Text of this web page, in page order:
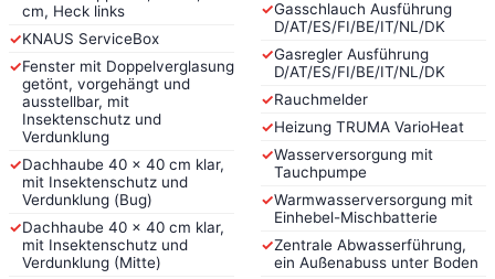
cm, Heck links
✓KNAUS ServiceBox
✓Fenster mit Doppelverglasung
getönt, vorgehängt und
ausstellbar, mit
Insektenschutz und
Verdunklung
✓Dachhaube 40 x 40 cm klar,
mit Insektenschutz und
Verdunklung (Bug)
✓Dachhaube 40 x 40 cm klar,
mit Insektenschutz und
Verdunklung (Mitte)
✓Gasschlauch Ausführung
D/AT/ES/FI/BE/IT/NL/DK
✓Gasregler Ausführung
D/AT/ES/FI/BE/IT/NL/DK
✓Rauchmelder
✓Heizung TRUMA VarioHeat
✓Wasserversorgung mit
Tauchpumpe
✓Warmwasserversorgung mit
Einhebel-Mischbatterie
✓Zentrale Abwasserführung,
ein Außenabuss unter Boden